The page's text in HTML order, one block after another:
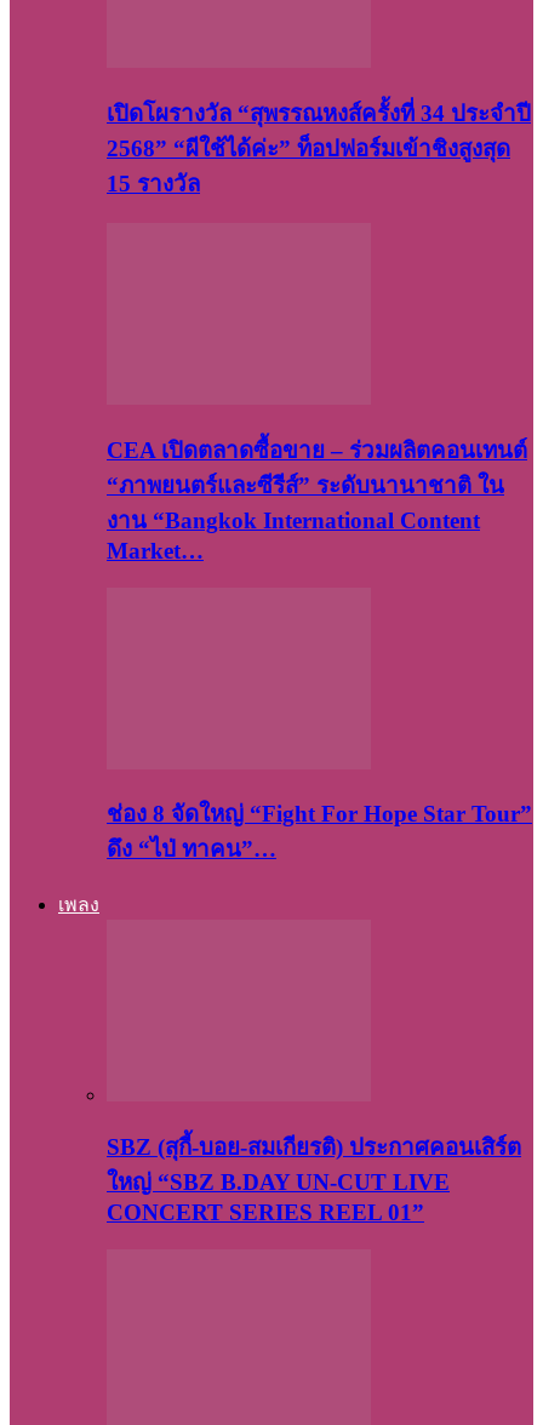
เปิดโผรางวัล “สุพรรณหงส์ครั้งที่ 34 ประจำปี
2568” “ผีใช้ได้ค่ะ” ท็อปฟอร์มเข้าชิงสูงสุด
15 รางวัล
CEA เปิดตลาดซื้อขาย – ร่วมผลิตคอนเทนต์
“ภาพยนตร์และซีรีส์” ระดับนานาชาติ ใน
งาน “Bangkok International Content
Market…
ช่อง 8 จัดใหญ่ “Fight For Hope Star Tour”
ดึง “ไป่ ทาคน”…
เพลง
SBZ (สุกี้-บอย-สมเกียรติ) ประกาศคอนเสิร์ต
ใหญ่ “SBZ B.DAY UN-CUT LIVE
CONCERT SERIES REEL 01”